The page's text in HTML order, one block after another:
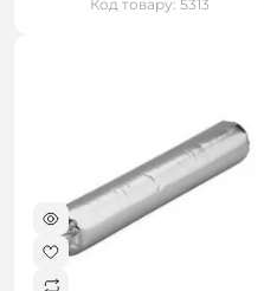
Код товару: 5313